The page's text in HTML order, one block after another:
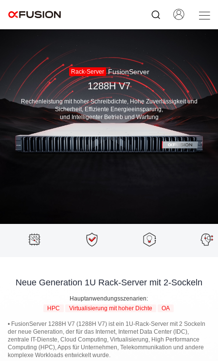
Rack-Server FusionServer
1288H V7
Rechenleistung mit hoher Schreibdichte, Hohe Zuverlässigkeit und
Sicherheit, Effiziente Energieeinsparung,
und Intelligenter Betrieb und Wartung
Neue Generation 1U Rack-Server mit 2-Sockeln
Hauptanwendungsszenarien:
HPC
Virtualisierung mit hoher Dichte OA
• FusionServer 1288H V7 (1288H V7) ist ein 1U-Rack-Server mit 2 Sockeln
der neue Generation, der für das Internet, Internet Data Center (IDC),
zentrale IT-Dienste, Cloud Computing, Virtualisierung, High Performance
Computing (HPC), Apps für Unternehmen, Telekommunikation und andere
komplexe Workloads entwickelt wurde.